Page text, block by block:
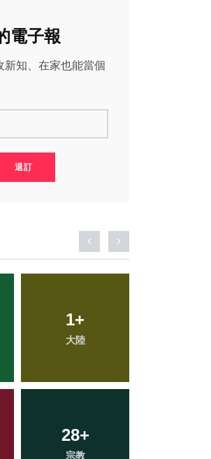
電子報
新知、在家也能當個
退訂
50+
專欄
302+
綜合新聞